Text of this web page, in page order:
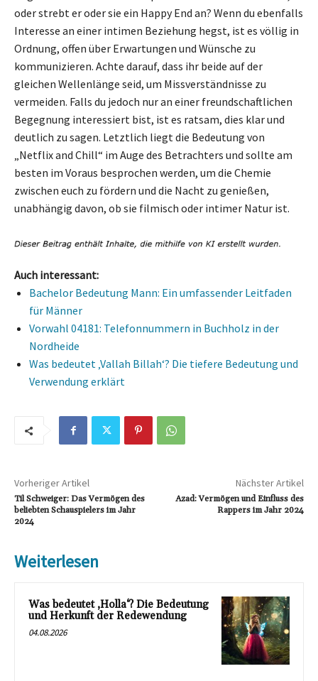
oder strebt er oder sie ein Happy End an? Wenn du ebenfalls
Interesse an einer intimen Beziehung hegst, ist es völlig in
Ordnung, offen über Erwartungen und Wünsche zu
kommunizieren. Achte darauf, dass ihr beide auf der
gleichen Wellenlänge seid, um Missverständnisse zu
vermeiden. Falls du jedoch nur an einer freundschaftlichen
Begegnung interessiert bist, ist es ratsam, dies klar und
deutlich zu sagen. Letztlich liegt die Bedeutung von
„Netflix and Chill“ im Auge des Betrachters und sollte am
besten im Voraus besprochen werden, um die Chemie
zwischen euch zu fördern und die Nacht zu genießen,
unabhängig davon, ob sie filmisch oder intimer Natur ist.
Auch interessant:
Bachelor Bedeutung Mann: Ein umfassender Leitfaden
für Männer
Vorwahl 04181: Telefonnummern in Buchholz in der
Nordheide
Was bedeutet ‚Vallah Billah‘? Die tiefere Bedeutung und
Verwendung erklärt
Vorheriger Artikel
Til Schweiger: Das Vermögen des
beliebten Schauspielers im Jahr
2024
Nächster Artikel
Azad: Vermögen und Einfluss des
Rappers im Jahr 2024
Weiterlesen
Was bedeutet ‚Holla‘? Die Bedeutung
und Herkunft der Redewendung
04.08.2026